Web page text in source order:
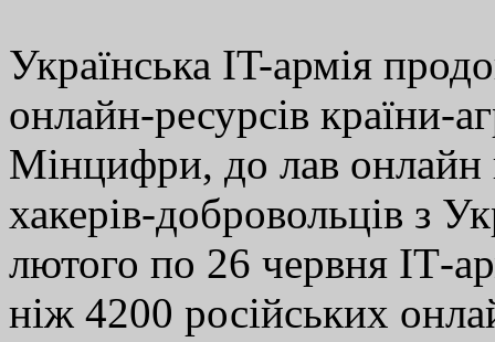
Українська IT-армія
онлайн-ресурсів країни-
Мінцифри, до лав онлайн
хакерів-добровольців з
лютого по 26 червня ІТ-
ніж 4200 російських